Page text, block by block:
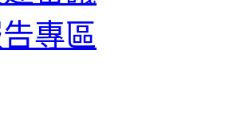
專區